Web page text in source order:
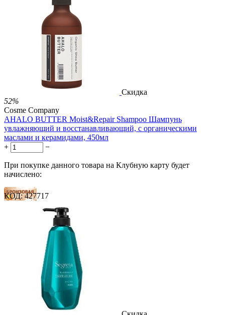
14 баллов
724.00 Р
за 1.00 мл
Нет в наличии
 
Скидка
52%
Cosme Company
AHALO BUTTER Moist&Repair Shampoo Шампунь
увлажняющий и восстанавливающий, с органическими
маслами и керамидами, 450мл
+
−
При покупке данного товара на Клубную карту будет
начислено:
9 баллов
14 баллов
1 212.00
Р
за 1.00 мл

КОД: 427717